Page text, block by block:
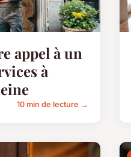
appel à un
à
10 min de lecture →